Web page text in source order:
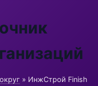
» ИнжСтрой Finish